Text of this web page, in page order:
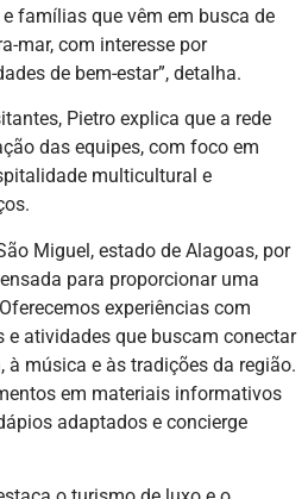
famílias que vêm em busca de
mar, com interesse por
de bem-estar”, detalha.
Pietro explica que a rede
das equipes, com foco em
multicultural e
Miguel, estado de Alagoas, por
para proporcionar uma
experiências com
e atividades que buscam conectar
à música e às tradições da região.
em materiais informativos
adaptados e concierge